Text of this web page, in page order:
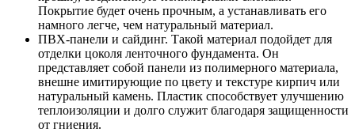
Покрытие будет очень прочным, а устанавливать его
намного легче, чем натуральный материал.
ПВХ-панели и сайдинг. Такой материал подойдет для
отделки цоколя ленточного фундамента. Он
представляет собой панели из полимерного материала,
внешне имитирующие по цвету и текстуре кирпич или
натуральный камень. Пластик способствует улучшению
теплоизоляции и долго служит благодаря защищенности
от гниения.